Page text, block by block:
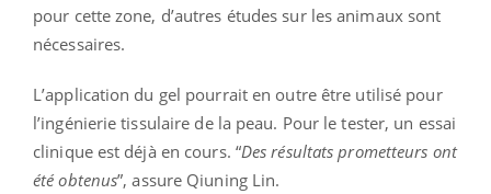
pour cette zone, d’autres études sur les animaux sont
nécessaires.
L’application du gel pourrait en outre être utilisé pour
l’ingénierie tissulaire de la peau. Pour le tester, un essai
clinique est déjà en cours. “Des résultats prometteurs ont
été obtenus”, assure Qiuning Lin.